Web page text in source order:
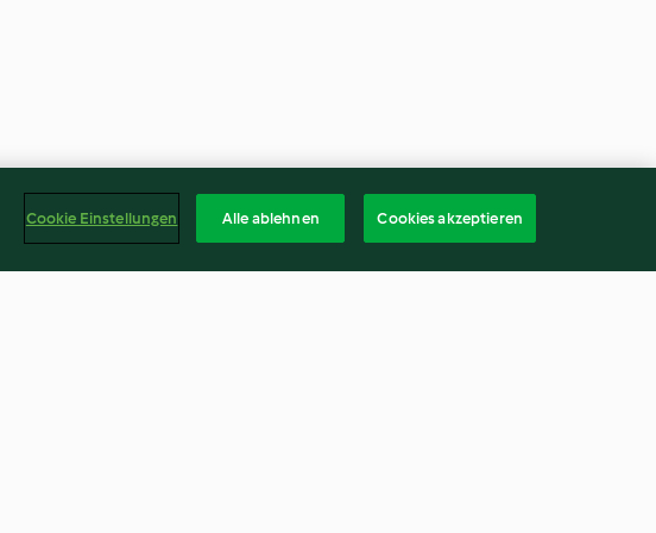
Cookie Einstellungen Alle ablehnen Cookies akzeptieren